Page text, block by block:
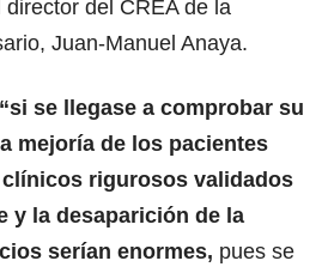
director del CREA de la
Juan-Manuel Anaya.
“si se llegase a comprobar su
mejoría de los pacientes
rigurosos validados
y la desaparición de la
serían enormes, pues se